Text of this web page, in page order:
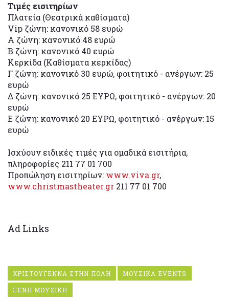
Τιμές εισιτηρίων
Πλατεία (Θεατρικά καθίσματα)
Vip ζώνη: κανονικό 58 ευρώ
Α ζώνη: κανονικό 48 ευρώ
Β ζώνη: κανονικό 40 ευρώ
Κερκίδα (Καθίσματα κερκίδας)
Γ ζώνη: κανονικό 30 ευρώ, φοιτητικό - ανέργων: 25
ευρώ
Δ ζώνη: κανονικό 25 ΕΥΡΩ, φοιτητικό - ανέργων: 20
ευρώ
Ε ζώνη: κανονικό 20 ΕΥΡΩ, φοιτητικό - ανέργων: 15
ευρώ
Ισχύουν ειδικές τιμές για ομαδικά εισιτήρια,
πληροφορίες 211 77 01 700
Προπώληση εισιτηρίων: www.viva.gr,
www.christmastheater.gr 211 77 01 700
Ad Links
ΧΡΙΣΤΟΥΓΕΝΝΑ ΣΤΗΝ ΠΟΛΗ
ΜΟΥΣΙΚΑ EVENTS
ΞΕΝΗ ΜΟΥΣΙΚΗ